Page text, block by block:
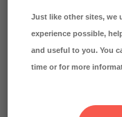
Just like other sites, we
experience possible,
and useful to you. You
time or for more